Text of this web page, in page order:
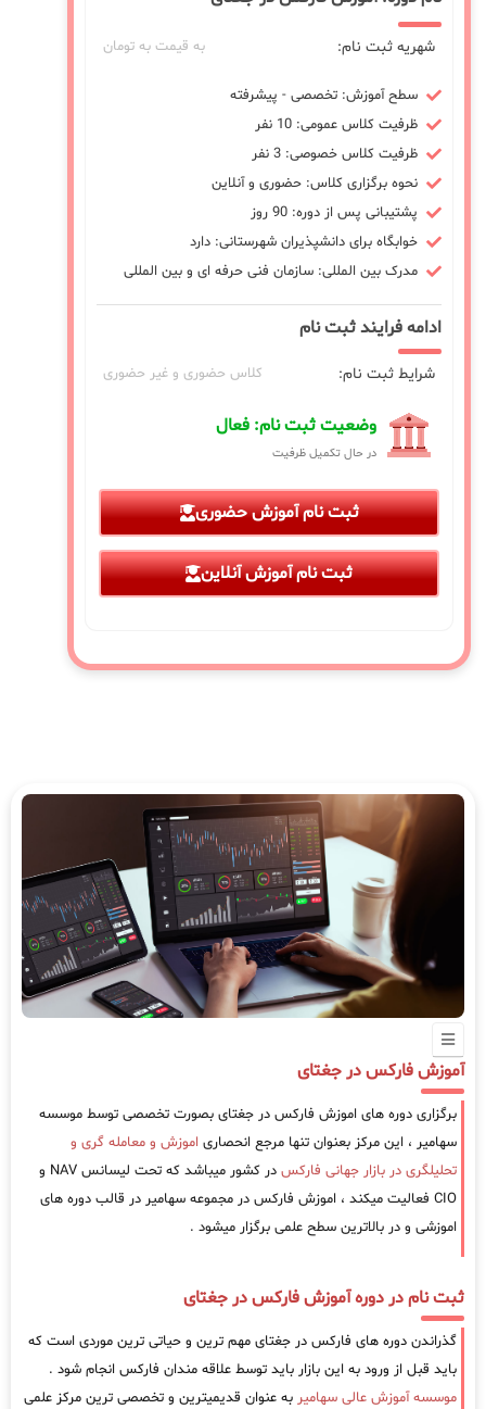
شهریه ثبت نام: به قیمت به تومان
سطح آموزش: تخصصی - پیشرفته
ظرفیت کلاس عمومی: 10 نفر
ظرفیت کلاس خصوصی: 3 نفر
نحوه برگزاری کلاس: حضوری و آنلاین
پشتیبانی پس از دوره: 90 روز
خوابگاه برای دانشپذیران شهرستانی: دارد
مدرک بین المللی: سازمان فنی حرفه ای و بین المللی
ادامه فرایند ثبت نام
شرایط ثبت نام: کلاس حضوری و غیر حضوری
وضعیت ثبت نام: فعال
در حال تکمیل ظرفیت
ثبت نام آموزش حضوری
ثبت نام آموزش آنلاین
آموزش فارکس در جغتای
برگزاری دوره های اموزش فارکس در جغتای بصورت تخصصی توسط موسسه
سهامیر ، این مرکز بعنوان تنها مرجع انحصاری اموزش و معامله گری و
تحلیلگری در بازار جهانی فارکس
در کشور میباشد که تحت لیسانس NAV و
CIO فعالیت میکند ، اموزش فارکس در مجموعه سهامیر در قالب دوره های
اموزشی و در بالاترین سطح علمی برگزار میشود .
ثبت نام در دوره آموزش فارکس در جغتای
گذراندن دوره های فارکس در جغتای مهم ترین و حیاتی ترین موردی است که
باید قبل از ورود به این بازار باید توسط علاقه مندان فارکس انجام شود .
موسسه آموزش عالی سهامیر به عنوان قدیمیترین و تخصصی ترین مرکز علمی